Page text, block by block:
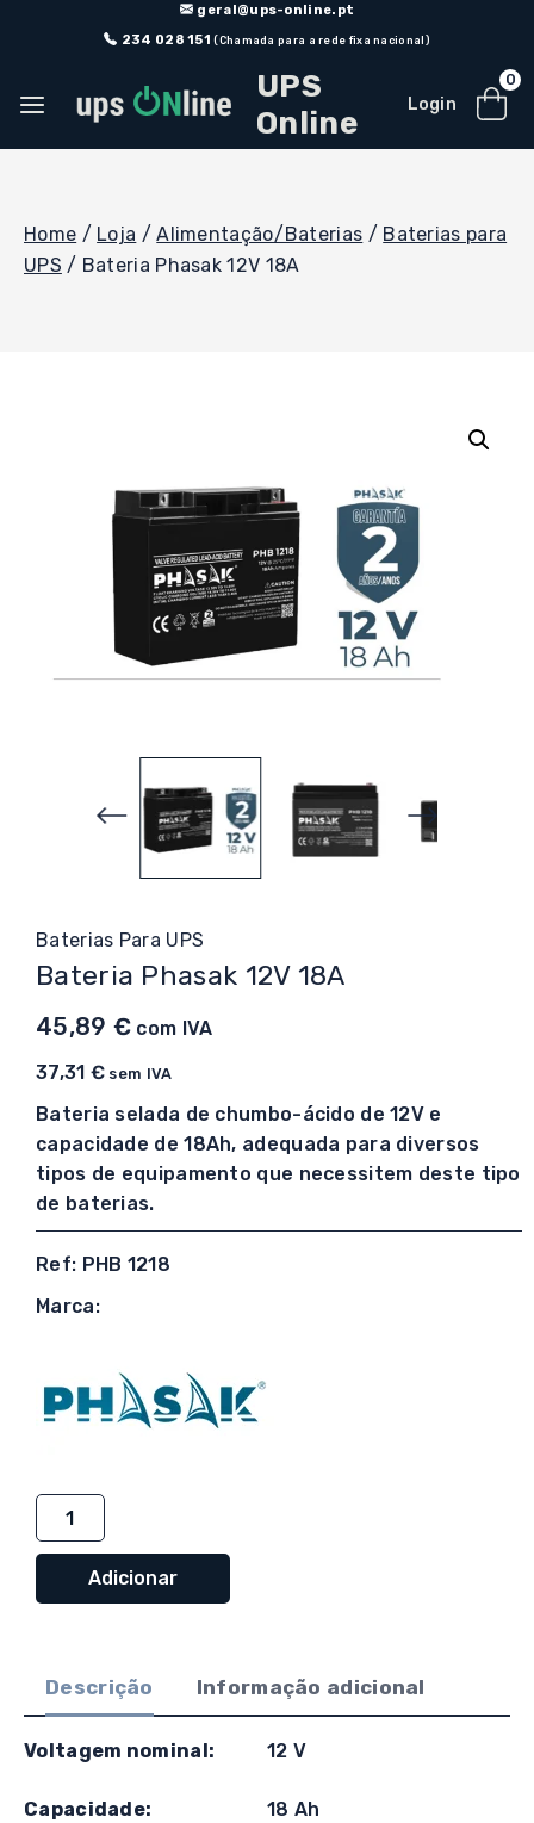
geral@ups-online.pt
234 028 151 (Chamada para a rede fixa nacional)
UPS
Online
Login
0
Home / Loja / Alimentação/Baterias / Baterias para
UPS / Bateria Phasak 12V 18A
Baterias Para UPS
Bateria Phasak 12V 18A
45,89 € com IVA
37,31 € sem IVA
Bateria selada de chumbo-ácido de 12V e
capacidade de 18Ah, adequada para diversos
tipos de equipamento que necessitem deste tipo
de baterias.
Ref: PHB 1218
Marca:
Quantidade
de
Bateria
Phasak
Adicionar
Descrição Informação adicional
Voltagem nominal: 12 V
Capacidade: 18 Ah